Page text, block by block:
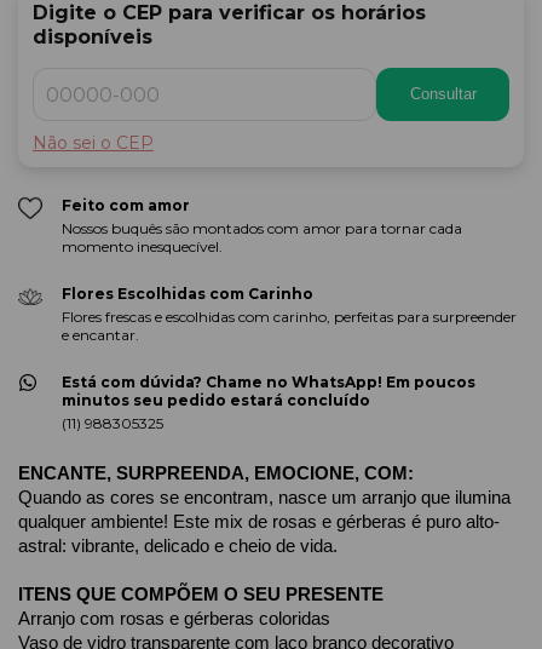
Digite o CEP para verificar os horários
disponíveis
Consultar
Não sei o CEP
Feito com amor
Nossos buquês são montados com amor para tornar cada
momento inesquecível.
Flores Escolhidas com Carinho
Flores frescas e escolhidas com carinho, perfeitas para surpreender
e encantar.
Está com dúvida? Chame no WhatsApp! Em poucos
minutos seu pedido estará concluído
(11) 988305325
ENCANTE, SURPREENDA, EMOCIONE, COM:
Quando as cores se encontram, nasce um arranjo que ilumina
qualquer ambiente! Este mix de rosas e gérberas é puro alto-
astral: vibrante, delicado e cheio de vida.
ITENS QUE COMPÕEM O SEU PRESENTE
Arranjo com rosas e gérberas coloridas
Vaso de vidro transparente com laço branco decorativo